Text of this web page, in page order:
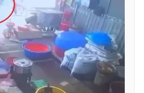
báo điện tử số 483/GP-BTTTT
Mỹ Hạnh, Phạm Quốc Thắng,
- 024.38 355 932